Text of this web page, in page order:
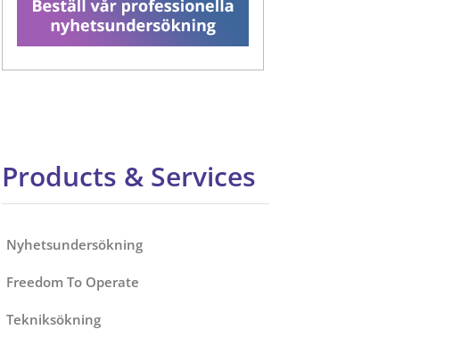
Products & Services
Nyhetsundersökning
Freedom To Operate
Tekniksökning